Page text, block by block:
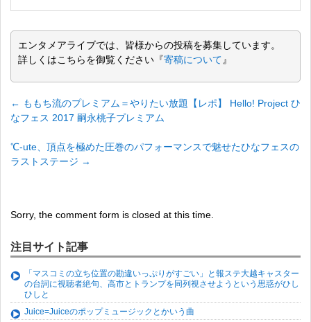
エンタメアライブでは、皆様からの投稿を募集しています。
詳しくはこちらを御覧ください『寄稿について』
← ももち流のプレミアム＝やりたい放題【レポ】 Hello! Project ひ
なフェス 2017 嗣永桃子プレミアム
℃-ute、頂点を極めた圧巻のパフォーマンスで魅せたひなフェスの
ラストステージ →
Sorry, the comment form is closed at this time.
注目サイト記事
「マスコミの立ち位置の勘違いっぷりがすごい」と報ステ大越キャスター
の台詞に視聴者絶句、高市とトランプを同列視させようという思惑がひし
ひしと
Juice=Juiceのポップミュージックとかいう曲